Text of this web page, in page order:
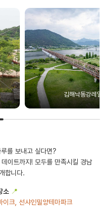
김해낙동강레일
를 보내고 싶다면?
이트까지! 모두를 만족시킬 경남
합니다.
소 📍
이크, 선샤인밀양테마파크